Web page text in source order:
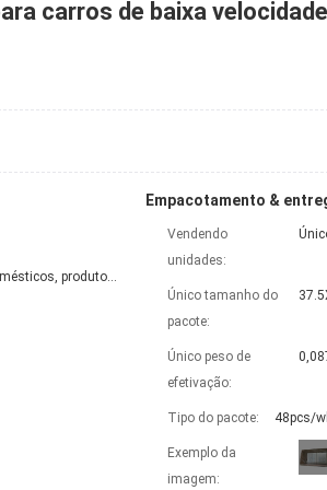
carros de baixa velocidade
Brinquedos, ferramentas elétricas, aparelhos eletrodomésticos, produtos eletrónicos de consumo, carrinhos de golfe, bicicletas elétricas/"trotinette"s, Folklifts elétrico, veículos elétricos, cadeiras de rodas elétricas, sistemas de Electric Power, sistemas do armazenamento de energia solar, fontes de alimentação ininterrupta, brinquedos
Empacotamento &
Vendendo
unidades:
Único tamanho do
pacote:
Único peso de
efetivação:
Tipo do pacote: 48pcs/
Exemplo da
imagem: